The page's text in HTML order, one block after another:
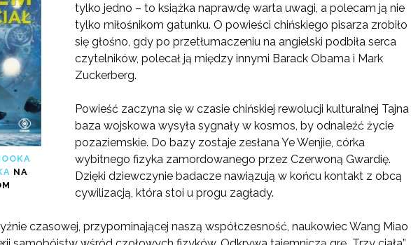
NA
tylko jedno – to książka naprawdę warta uwagi, a polecam ją nie
tylko miłośnikom gatunku. O powieści chińskiego pisarza zrobiło
się głośno, gdy po przetłumaczeniu na angielski podbiła serca
czytelników, polecał ją między innymi Barack Obama i Mark
Zuckerberg.
Powieść zaczyna się w czasie chińskiej rewolucji kulturalnej Tajna
baza wojskowa wysyła sygnały w kosmos, by odnaleźć życie
pozaziemskie. Do bazy zostaje zesłana Ye Wenjie, córka
wybitnego fizyka zamordowanego przez Czerwoną Gwardię.
Dzięki dziewczynie badacze nawiązują w końcu kontakt z obcą
cywilizacją, która stoi u progu zagłady.
czasowej, przypominającej naszą współczesność, naukowiec Wang Miao